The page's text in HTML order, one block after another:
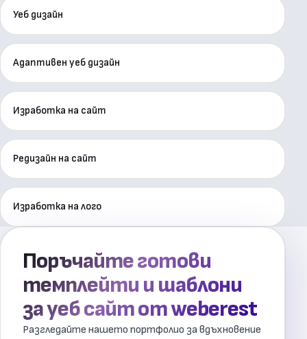
Уеб дизайн
Адаптивен уеб дизайн
Изработка на сайт
Редизайн на сайт
Изработка на лого
Поръчайте готови
темплейти и шаблони
за уеб сайт от weberest
Разгледайте нашето портфолио за вдъхновение